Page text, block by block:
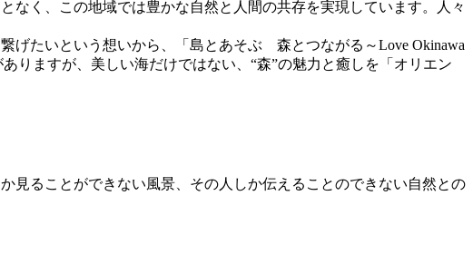
なく、この地域では豊かな自然と人間の共存を実現しています。人々
げたいという想いから、「島とあそぶ 森とつながる～Love Okinawa
りますが、美しい海だけではない、“森”の魅力と癒しを「オリエン
見ることができない風景、その人しか伝えることのできない自然との